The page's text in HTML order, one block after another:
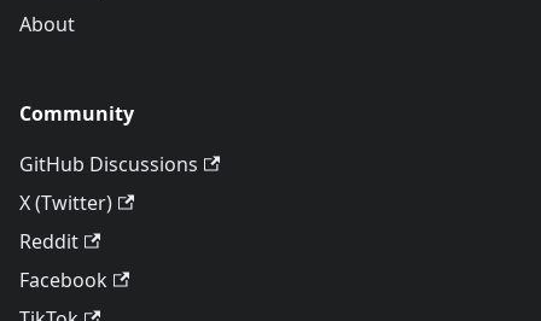
About
Community
GitHub Discussions
X (Twitter)
Reddit
Facebook